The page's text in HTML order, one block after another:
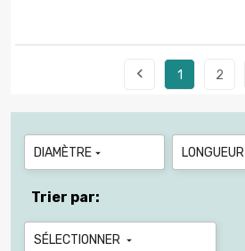
 1 2
DIAMÈTRE  LONGUEUR
Trier par:
SÉLECTIONNER 